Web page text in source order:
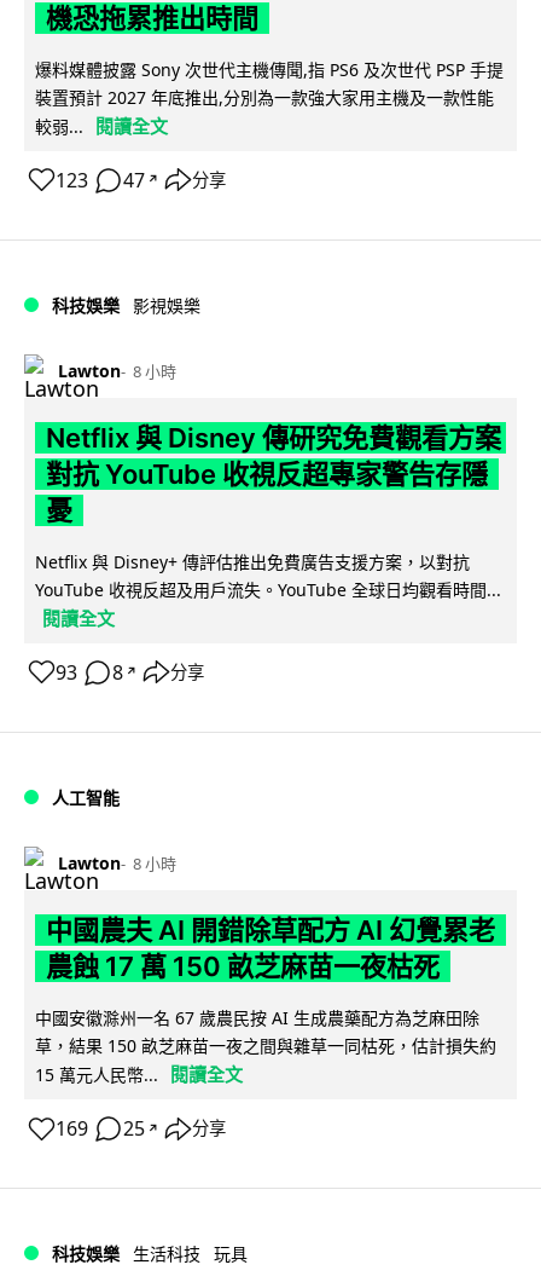
機恐拖累推出時間
爆料媒體披露 Sony 次世代主機傳聞,指 PS6 及次世代 PSP 手提
裝置預計 2027 年底推出,分別為一款強大家用主機及一款性能
較弱...
閱讀全文
123 47 ↗ 分享
科技娛樂 影視娛樂
Lawton 8 小時
Netflix 與 Disney 傳研究免費觀看方案
對抗 YouTube 收視反超專家警告存隱
憂
Netflix 與 Disney+ 傳評估推出免費廣告支援方案，以對抗
YouTube 收視反超及用戶流失。YouTube 全球日均觀看時間...
閱讀全文
93 8 ↗ 分享
人工智能
Lawton 8 小時
中國農夫 AI 開錯除草配方 AI 幻覺累老
農蝕 17 萬 150 畝芝麻苗一夜枯死
中國安徽滁州一名 67 歲農民按 AI 生成農藥配方為芝麻田除
草，結果 150 畝芝麻苗一夜之間與雜草一同枯死，估計損失約
15 萬元人民幣...
閱讀全文
169 25 ↗ 分享
科技娛樂 生活科技 玩具